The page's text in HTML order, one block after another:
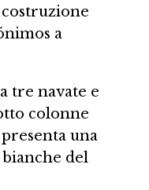
a
tre navate e
colonne
una
del